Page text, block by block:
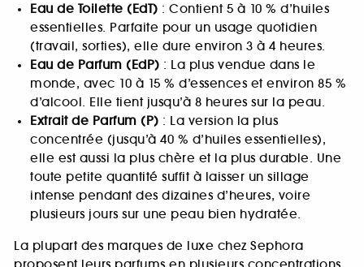
Eau de Toilette (EdT) : Contient 5 à 10 % d’huiles
essentielles. Parfaite pour un usage quotidien
(travail, sorties), elle dure environ 3 à 4 heures.
Eau de Parfum (EdP) : La plus vendue dans le
monde, avec 10 à 15 % d’essences et environ 85 %
d’alcool. Elle tient jusqu’à 8 heures sur la peau.
Extrait de Parfum (P) : La version la plus
concentrée (jusqu’à 40 % d’huiles essentielles),
elle est aussi la plus chère et la plus durable. Une
toute petite quantité suffit à laisser un sillage
intense pendant des dizaines d’heures, voire
plusieurs jours sur une peau bien hydratée.
La plupart des marques de luxe chez Sephora